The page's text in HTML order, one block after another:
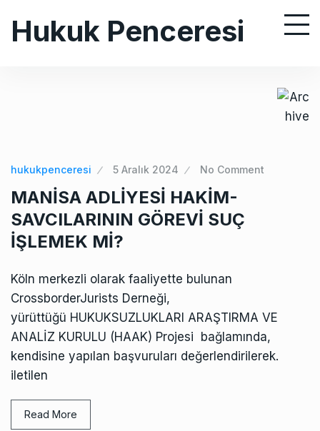
Hukuk Penceresi
hukukpenceresi 5 Aralık 2024 No Comment
MANİSA ADLİYESİ HAKİM-
SAVCILARININ GÖREVİ SUÇ
İŞLEMEK Mİ?
Köln merkezli olarak faaliyette bulunan
CrossborderJurists Derneği,
yürüttüğü HUKUKSUZLUKLARI ARAŞTIRMA VE
ANALİZ KURULU (HAAK) Projesi bağlamında,
kendisine yapılan başvuruları değerlendirilerek.
iletilen
Read More